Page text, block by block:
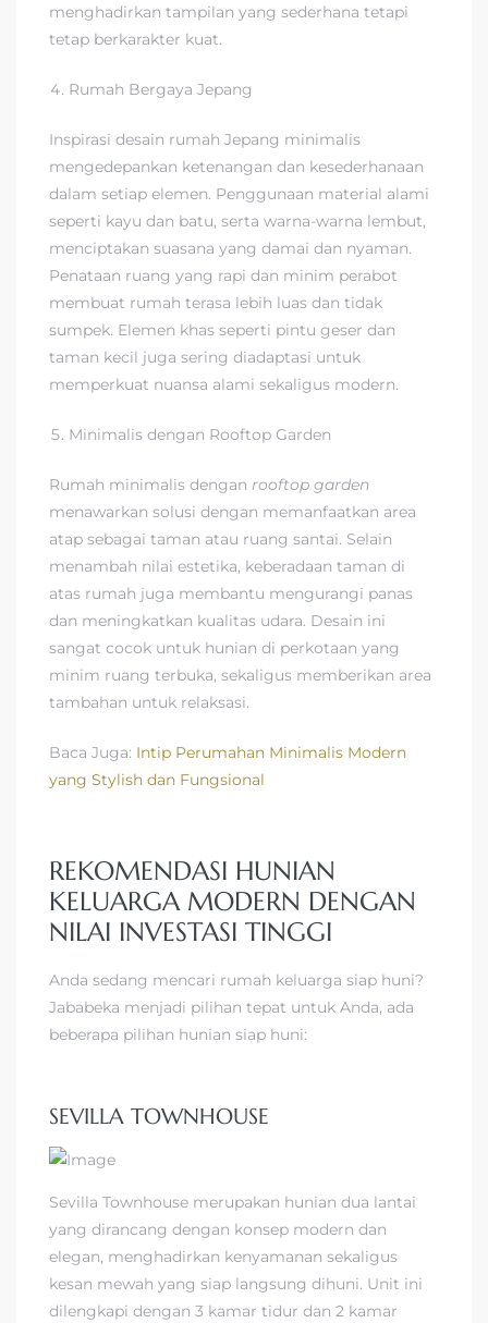
menghadirkan tampilan yang sederhana tetapi
tetap berkarakter kuat.
Rumah Bergaya Jepang
Inspirasi desain rumah Jepang minimalis
mengedepankan ketenangan dan kesederhanaan
dalam setiap elemen. Penggunaan material alami
seperti kayu dan batu, serta warna-warna lembut,
menciptakan suasana yang damai dan nyaman.
Penataan ruang yang rapi dan minim perabot
membuat rumah terasa lebih luas dan tidak
sumpek. Elemen khas seperti pintu geser dan
taman kecil juga sering diadaptasi untuk
memperkuat nuansa alami sekaligus modern.
Minimalis dengan Rooftop Garden
Rumah minimalis dengan rooftop garden
menawarkan solusi dengan memanfaatkan area
atap sebagai taman atau ruang santai. Selain
menambah nilai estetika, keberadaan taman di
atas rumah juga membantu mengurangi panas
dan meningkatkan kualitas udara. Desain ini
sangat cocok untuk hunian di perkotaan yang
minim ruang terbuka, sekaligus memberikan area
tambahan untuk relaksasi.
Baca Juga: Intip Perumahan Minimalis Modern
yang Stylish dan Fungsional
REKOMENDASI HUNIAN
KELUARGA MODERN DENGAN
NILAI INVESTASI TINGGI
Anda sedang mencari rumah keluarga siap huni?
Jababeka menjadi pilihan tepat untuk Anda, ada
beberapa pilihan hunian siap huni:
SEVILLA TOWNHOUSE
Sevilla Townhouse merupakan hunian dua lantai
yang dirancang dengan konsep modern dan
elegan, menghadirkan kenyamanan sekaligus
kesan mewah yang siap langsung dihuni. Unit ini
dilengkapi dengan 3 kamar tidur dan 2 kamar